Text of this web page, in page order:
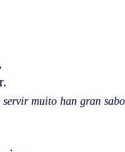
servir muito han gran